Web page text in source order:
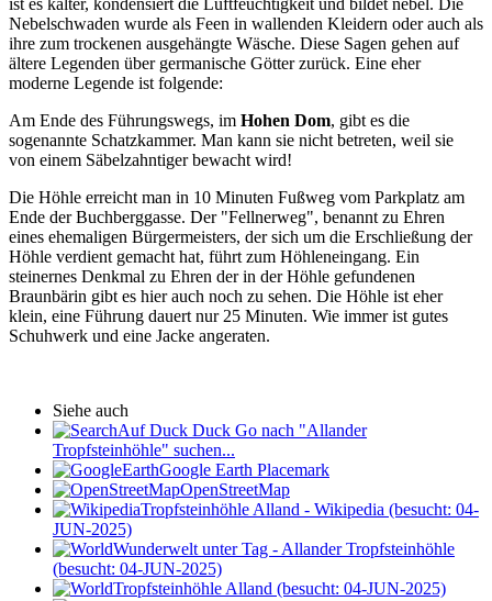
ist es kälter, kondensiert die Luftfeuchtigkeit und bildet nebel. Die
Nebelschwaden wurde als Feen in wallenden Kleidern oder auch als
ihre zum trockenen ausgehängte Wäsche. Diese Sagen gehen auf
ältere Legenden über germanische Götter zurück. Eine eher
moderne Legende ist folgende:
Am Ende des Führungswegs, im Hohen Dom, gibt es die
sogenannte Schatzkammer. Man kann sie nicht betreten, weil sie
von einem Säbelzahntiger bewacht wird!
Die Höhle erreicht man in 10 Minuten Fußweg vom Parkplatz am
Ende der Buchberggasse. Der "Fellnerweg", benannt zu Ehren
eines ehemaligen Bürgermeisters, der sich um die Erschließung der
Höhle verdient gemacht hat, führt zum Höhleneingang. Ein
steinernes Denkmal zu Ehren der in der Höhle gefundenen
Braunbärin gibt es hier auch noch zu sehen. Die Höhle ist eher
klein, eine Führung dauert nur 25 Minuten. Wie immer ist gutes
Schuhwerk und eine Jacke angeraten.
Siehe auch
Auf Duck Duck Go nach "Allander
Tropfsteinhöhle" suchen...
Google Earth Placemark
OpenStreetMap
Tropfsteinhöhle Alland - Wikipedia (besucht: 04-
JUN-2025)
Wunderwelt unter Tag - Allander Tropfsteinhöhle
(besucht: 04-JUN-2025)
Tropfsteinhöhle Alland (besucht: 04-JUN-2025)